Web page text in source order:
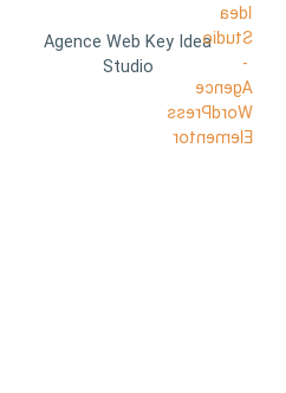
Agence Web Key Idea
Studio